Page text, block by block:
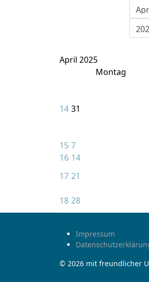
April 2025
Montag
14 31
15 7
16 14
17 21
18 28
Impressum
© 2026 mit freundlicher